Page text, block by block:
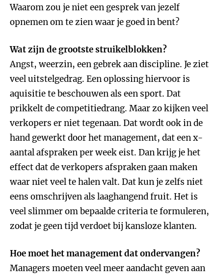
Waarom zou je niet een gesprek van jezelf
opnemen om te zien waar je goed in bent?
Wat zijn de grootste struikelblokken?
Angst, weerzin, een gebrek aan discipline. Je ziet
veel uitstelgedrag. Een oplossing hiervoor is
aquisitie te beschouwen als een sport. Dat
prikkelt de competitiedrang. Maar zo kijken veel
verkopers er niet tegenaan. Dat wordt ook in de
hand gewerkt door het management, dat een x-
aantal afspraken per week eist. Dan krijg je het
effect dat de verkopers afspraken gaan maken
waar niet veel te halen valt. Dat kun je zelfs niet
eens omschrijven als laaghangend fruit. Het is
veel slimmer om bepaalde criteria te formuleren,
zodat je geen tijd verdoet bij kansloze klanten.
Hoe moet het management dat ondervangen?
Managers moeten veel meer aandacht geven aan